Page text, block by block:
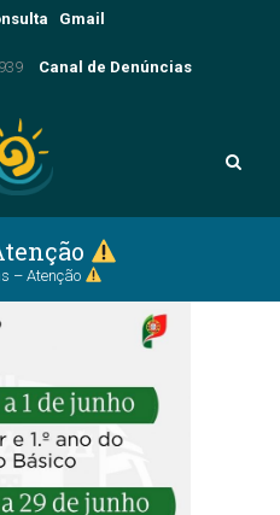
Gmail
Canal de Denúncias
– Atenção